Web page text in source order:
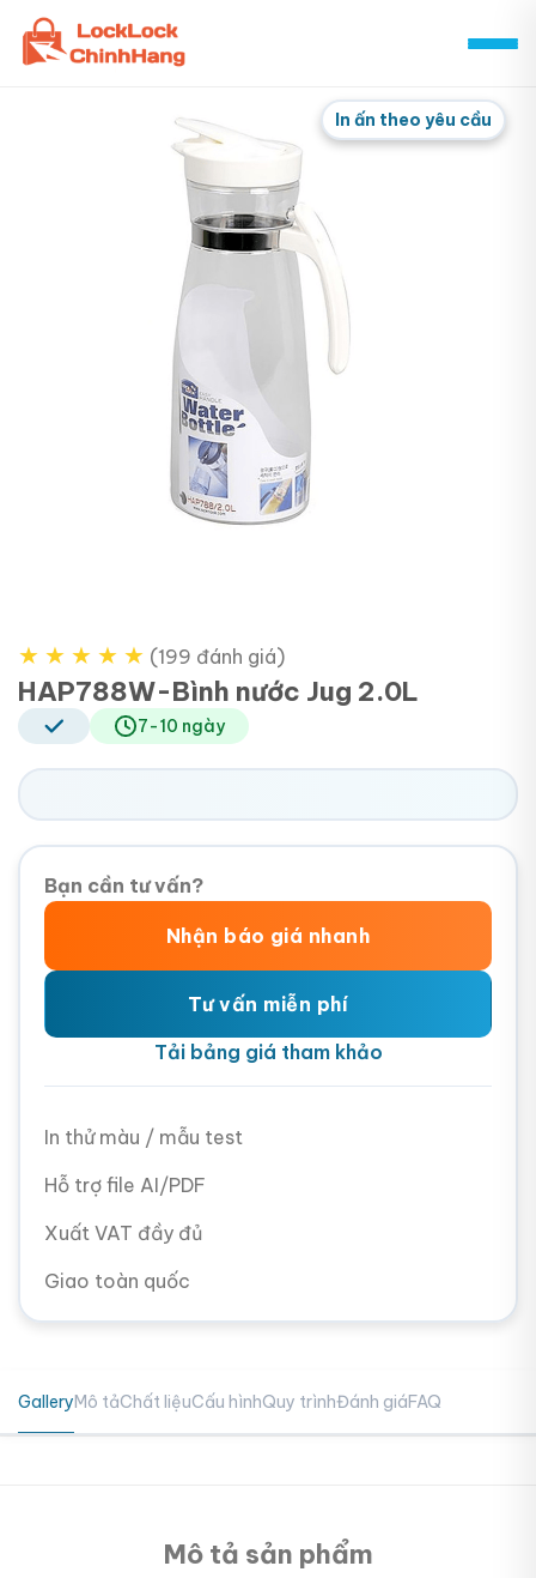
Skip
content
In ấn theo yêu cầu
★ ★ ★ ★ ★ (199 đánh giá)
HAP788W-Bình nước Jug 2.0L
7-10 ngày
Bạn cần tư vấn?
Nhận báo giá nhanh
Tư vấn miễn phí
Tải bảng giá tham khảo
In thử màu / mẫu test
Hỗ trợ file AI/PDF
Xuất VAT đầy đủ
Giao toàn quốc
GalleryMô tảChất liệuCấu hìnhQuy trìnhĐánh giáFAQ
Mô tả sản phẩm